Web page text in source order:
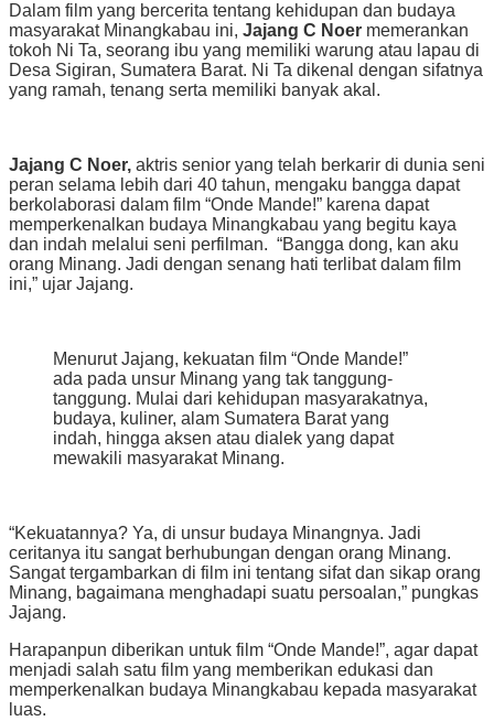
Dalam film yang bercerita tentang kehidupan dan budaya
masyarakat Minangkabau ini, Jajang C Noer memerankan
tokoh Ni Ta, seorang ibu yang memiliki warung atau lapau di
Desa Sigiran, Sumatera Barat. Ni Ta dikenal dengan sifatnya
yang ramah, tenang serta memiliki banyak akal.
Jajang C Noer, aktris senior yang telah berkarir di dunia seni
peran selama lebih dari 40 tahun, mengaku bangga dapat
berkolaborasi dalam film “Onde Mande!” karena dapat
memperkenalkan budaya Minangkabau yang begitu kaya
dan indah melalui seni perfilman. “Bangga dong, kan aku
orang Minang. Jadi dengan senang hati terlibat dalam film
ini,” ujar Jajang.
Menurut Jajang, kekuatan film “Onde Mande!”
ada pada unsur Minang yang tak tanggung-
tanggung. Mulai dari kehidupan masyarakatnya,
budaya, kuliner, alam Sumatera Barat yang
indah, hingga aksen atau dialek yang dapat
mewakili masyarakat Minang.
“Kekuatannya? Ya, di unsur budaya Minangnya. Jadi
ceritanya itu sangat berhubungan dengan orang Minang.
Sangat tergambarkan di film ini tentang sifat dan sikap orang
Minang, bagaimana menghadapi suatu persoalan,” pungkas
Jajang.
Harapanpun diberikan untuk film “Onde Mande!”, agar dapat
menjadi salah satu film yang memberikan edukasi dan
memperkenalkan budaya Minangkabau kepada masyarakat
luas.